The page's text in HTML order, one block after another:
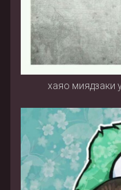
хаяо миядзаки